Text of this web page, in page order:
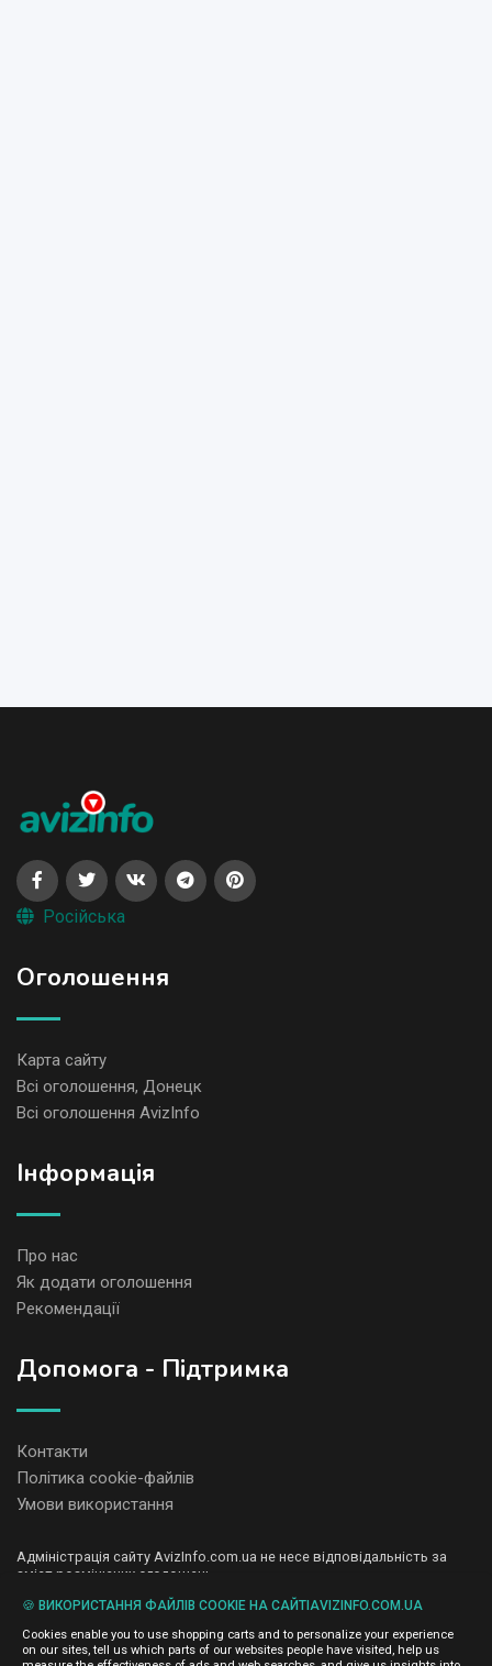
Російська
Оголошення
Карта сайту
Всі оголошення, Донецк
Всі оголошення AvizInfo
Iнформація
Про нас
Як додати оголошення
Рекомендації
Допомога - Підтримка
Контакти
Політика cookie-файлів
Умови використання
Адміністрація сайту AvizInfo.com.ua не несе відповідальність за
зміст розміщених оголошень.
і не продаємо особисту інформацію зареєстрованих користувачів
AvizInfo.com.ua третім особам. Ми не відповідаємо за правила
конфіденційності сайтів на які посилається AvizInfo.com.ua. На
деяких сторінках нашого сайту представлена реклама Google
🍪 ВИКОРИСТАННЯ ФАЙЛІВ COOKIE НА САЙТІAVIZINFO.COM.UA
Cookies enable you to use shopping carts and to personalize your experience
on our sites, tell us which parts of our websites people have visited, help us